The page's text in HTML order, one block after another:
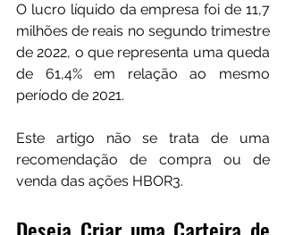
O lucro líquido da empresa foi de 11,7
milhões de reais no segundo trimestre
de 2022, o que representa uma queda
de 61,4% em relação ao mesmo
período de 2021.
Este artigo não se trata de uma
recomendação de compra ou de
venda das ações HBOR3.